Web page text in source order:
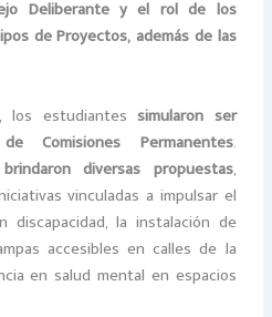
Deliberante y el rol de los
de Proyectos, además de las
los estudiantessimularon ser
Comisiones Permanentes.
brindaron diversas propuestas,
vinculadas a impulsar el
discapacidad, la instalación de
accesibles en calles de la
en salud mental en espacios